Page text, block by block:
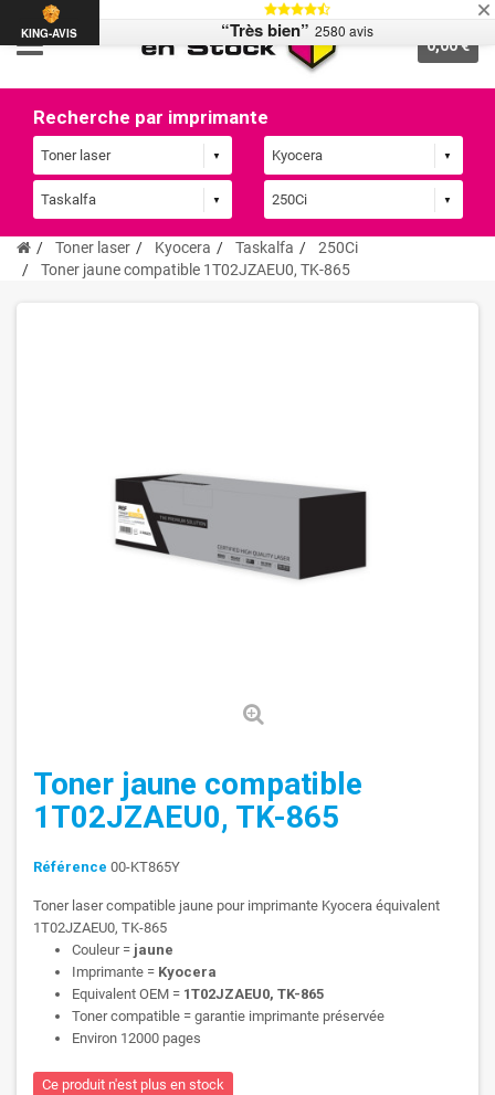
0,00 €
Recherche par imprimante
Toner laser Kyocera Taskalfa
250Ci
Toner jaune compatible 1T02JZAEU0, TK-865
Toner jaune compatible
1T02JZAEU0, TK-865
Référence 00-KT865Y
Toner laser compatible jaune pour imprimante Kyocera équivalent
1T02JZAEU0, TK-865
Couleur = jaune
Imprimante = Kyocera
Equivalent OEM = 1T02JZAEU0, TK-865
Toner compatible = garantie imprimante préservée
Environ 12000 pages
Ce produit n'est plus en stock
KING-AVIS “Très bien” 2580 avis